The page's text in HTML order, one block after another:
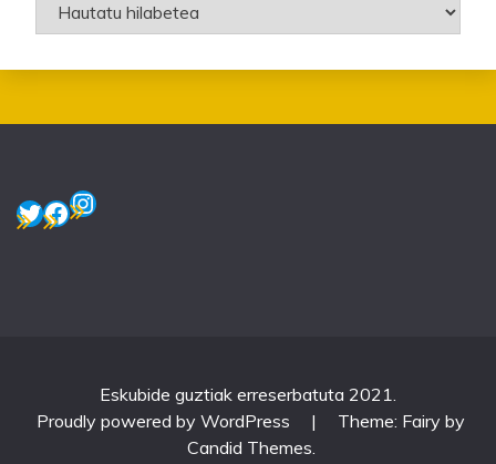
Twitter
Facebook
Instagram
Eskubide guztiak erreserbatuta 2021.
Proudly powered by WordPress
|
Theme: Fairy by
Candid Themes